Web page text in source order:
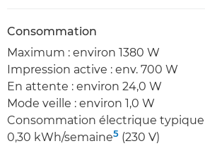
Consommation
Maximum : environ 1380 W
Impression active : env. 700 W
En attente : environ 24,0 W
Mode veille : environ 1,0 W
Consommation électrique typique
0,30 kWh/semaine5 (230 V)